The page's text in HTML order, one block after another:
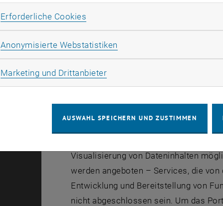
mehrheitlich vom Wegener Center für
gestellt. Weitere Institutionen sowohl
werden derzeit aktiv darin bestärkt
nimmt hier der Klima- und
(ACRP) die Ausprägungen und
finanziert.
Für alle ACRP-Projekte besteht die
eine solch umfassende Kooperation
Visualisierung von Dateninhalten
werden angeboten – Services, die
Entwicklung und Bereitstellung von
nicht abgeschlossen sein. Um das
Erforderliche Cookies
Anonymisierte Webstatistiken
Marketing und DrittanbieterMarketing Cookies zulassen
AUSWAHL SPEICHERN UND ZUSTIMMEN